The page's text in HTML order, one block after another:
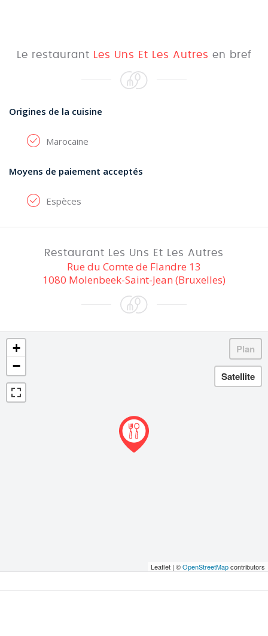
Le restaurant Les Uns Et Les Autres en bref
Origines de la cuisine
Marocaine
Moyens de paiement acceptés
Espèces
Restaurant Les Uns Et Les Autres
Rue du Comte de Flandre 13
1080 Molenbeek-Saint-Jean (Bruxelles)
+
−
Leaflet | ©OpenStreetMapcontributors